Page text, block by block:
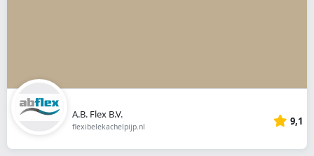
A.B. Flex B.V.
flexibelekachelpijp.nl 9,1